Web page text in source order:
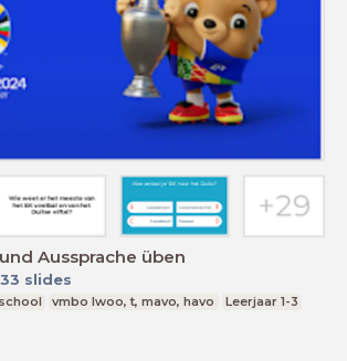
Aussprache üben
33 slides
vmbo lwoo, t, mavo, havo Leerjaar 1-3